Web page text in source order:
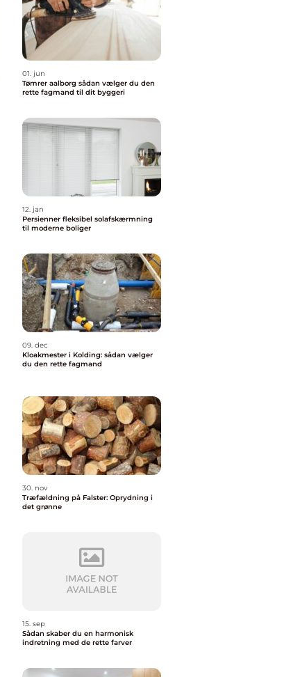
01. jun
Tømrer aalborg sådan vælger du den
rette fagmand til dit byggeri
12. jan
Persienner fleksibel solafskærmning
til moderne boliger
09. dec
Kloakmester i Kolding: sådan vælger
du den rette fagmand
30. nov
Træfældning på Falster: Oprydning i
det grønne
15. sep
Sådan skaber du en harmonisk
indretning med de rette farver